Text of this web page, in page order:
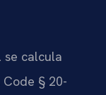
se calcula
§ 20-